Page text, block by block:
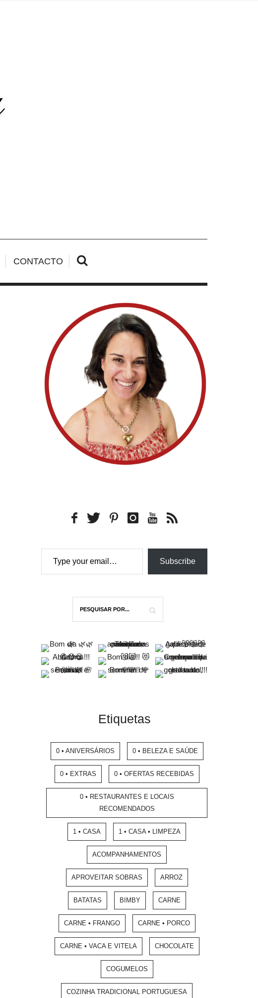
CONTACTO
Type your email…
Subscribe
Etiquetas
0 • ANIVERSÁRIOS 0 • BELEZA E SAÚDE
0 • EXTRAS 0 • OFERTAS RECEBIDAS
0 • RESTAURANTES E LOCAIS
RECOMENDADOS
1 • CASA 1 • CASA • LIMPEZA
ACOMPANHAMENTOS
APROVEITAR SOBRAS ARROZ
BATATAS BIMBY CARNE
CARNE • FRANGO CARNE • PORCO
CARNE • VACA E VITELA CHOCOLATE
COGUMELOS
COZINHA TRADICIONAL PORTUGUESA